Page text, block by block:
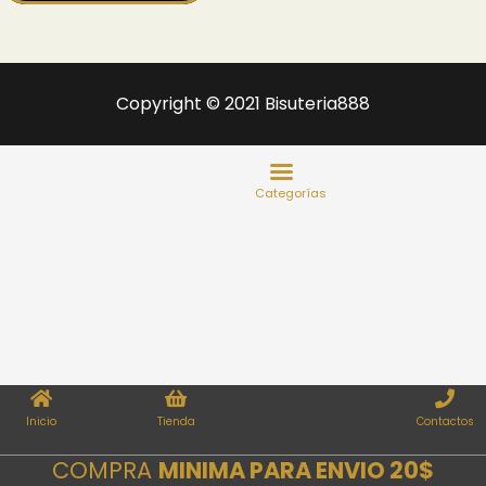
Copyright © 2021 Bisuteria888
Inicio Tienda Contactos
COMPRA MINIMA PARA ENVIO 20$